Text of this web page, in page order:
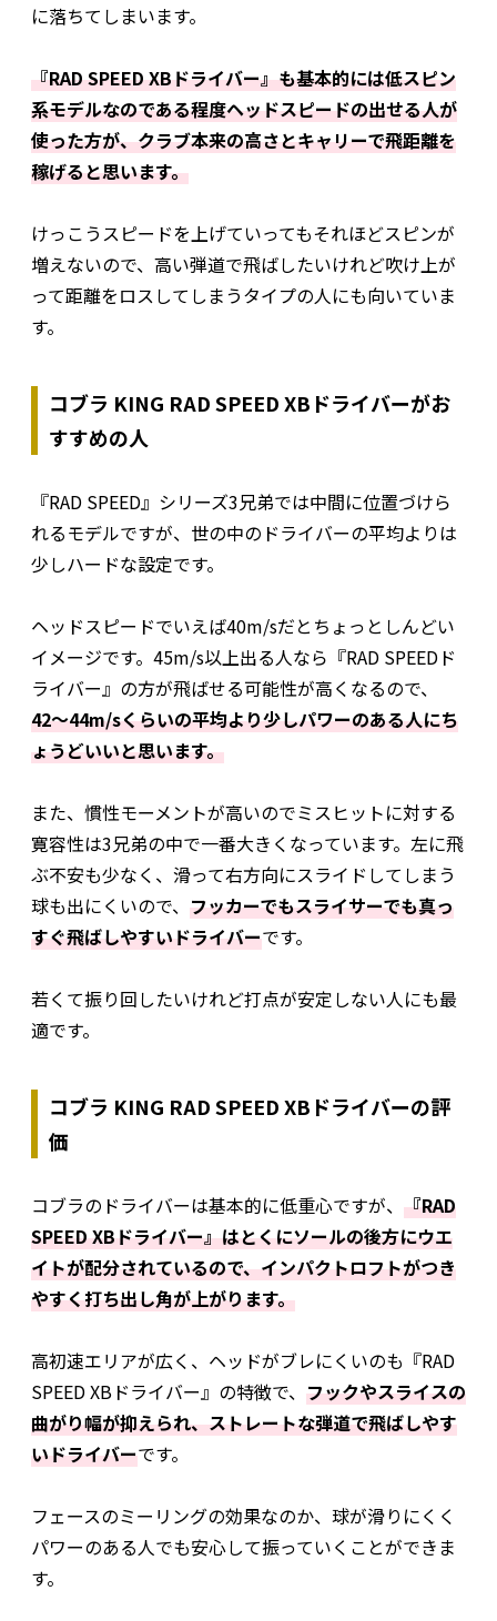
に落ちてしまいます。
『RAD SPEED XBドライバー』も基本的には低スピン
系モデルなのである程度ヘッドスピードの出せる人が
使った方が、クラブ本来の高さとキャリーで飛距離を
稼げると思います。
けっこうスピードを上げていってもそれほどスピンが
増えないので、高い弾道で飛ばしたいけれど吹け上が
って距離をロスしてしまうタイプの人にも向いていま
す。
コブラ KING RAD SPEED XBドライバーがお
すすめの人
『RAD SPEED』シリーズ3兄弟では中間に位置づけら
れるモデルですが、世の中のドライバーの平均よりは
少しハードな設定です。
ヘッドスピードでいえば40m/sだとちょっとしんどい
イメージです。45m/s以上出る人なら『RAD SPEEDド
ライバー』の方が飛ばせる可能性が高くなるので、
42〜44m/sくらいの平均より少しパワーのある人にち
ょうどいいと思います。
また、慣性モーメントが高いのでミスヒットに対する
寛容性は3兄弟の中で一番大きくなっています。左に飛
ぶ不安も少なく、滑って右方向にスライドしてしまう
球も出にくいので、 フッカーでもスライサーでも真っ
すぐ飛ばしやすいドライバーです。
若くて振り回したいけれど打点が安定しない人にも最
適です。
コブラ KING RAD SPEED XBドライバーの評
価
コブラのドライバーは基本的に低重心ですが、 『RAD
SPEED XBドライバー』はとくにソールの後方にウエ
イトが配分されているので、インパクトロフトがつき
やすく打ち出し角が上がります。
高初速エリアが広く、ヘッドがブレにくいのも『RAD
SPEED XBドライバー』の特徴で、 フックやスライスの
曲がり幅が抑えられ、ストレートな弾道で飛ばしやす
いドライバーです。
フェースのミーリングの効果なのか、球が滑りにくく
パワーのある人でも安心して振っていくことができま
す。